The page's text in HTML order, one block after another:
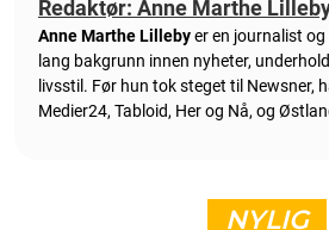
Redaktør: Anne Marthe
Anne Marthe Lillebyer en journalist
lang bakgrunn innen nyheter,
livsstil. Før hun tok steget til Newsner,
Medier24, Tabloid, Her og Nå, og
NYLIG